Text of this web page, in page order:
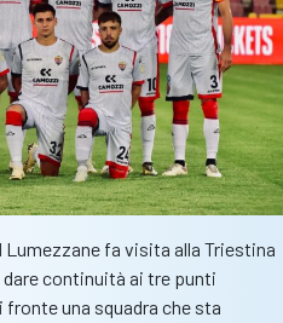
di
tre
gol
già
al
27′
fa visita alla Triestina
dare continuità ai tre punti
una squadra che sta